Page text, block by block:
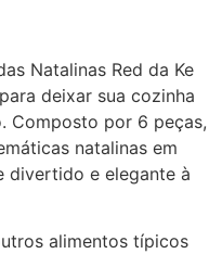
Natalinas Red da Ke
deixar sua cozinha
Composto por 6 peças,
natalinas em
divertido e elegante à
alimentos típicos